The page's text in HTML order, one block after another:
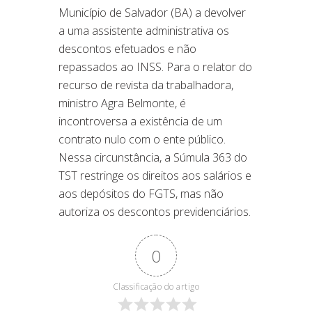
Município de Salvador (BA) a devolver
a uma assistente administrativa os
descontos efetuados e não
repassados ao INSS. Para o relator do
recurso de revista da trabalhadora,
ministro Agra Belmonte, é
incontroversa a existência de um
contrato nulo com o ente público.
Nessa circunstância, a Súmula 363 do
TST restringe os direitos aos salários e
aos depósitos do FGTS, mas não
autoriza os descontos previdenciários.
0
Classificação do artigo